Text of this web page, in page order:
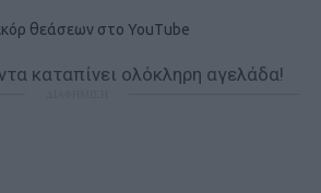
θεάσεων στο YouΤube